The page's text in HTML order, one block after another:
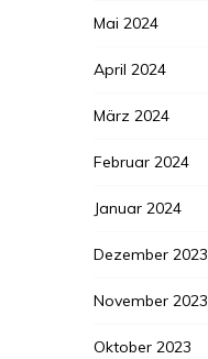
Mai 2024
April 2024
März 2024
Februar 2024
Januar 2024
Dezember 2023
November 2023
Oktober 2023